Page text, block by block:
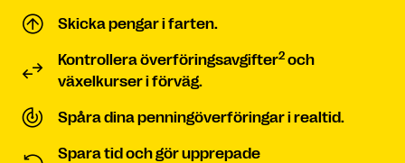
Skicka pengar i farten.
Kontrollera överföringsavgifter2 och
växelkurser i förväg.
Spåra dina penningöverföringar i realtid.
Spara tid och gör upprepade